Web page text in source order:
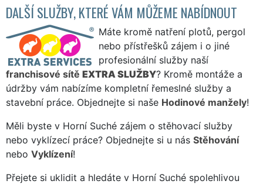
DALŠÍ SLUŽBY, KTERÉ VÁM MŮŽEME NABÍDNOUT
Máte kromě natření plotů, pergol
nebo přístřešků zájem i o jiné
profesionální služby naší
franchisové sítě EXTRA SLUŽBY? Kromě montáže a
údržby vám nabízíme kompletní řemeslné služby a
stavební práce. Objednejte si naše Hodinové manžely!
Měli byste v Horní Suché zájem o stěhovací služby
nebo vyklízecí práce? Objednejte si u nás Stěhování
nebo Vyklízení!
Přejete si uklidit a hledáte v Horní Suché spolehlivou